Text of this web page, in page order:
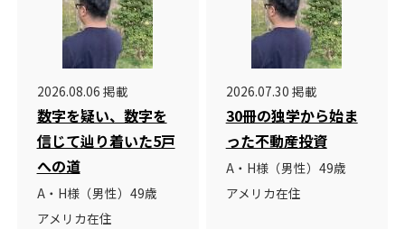
2026.08.06 掲載
数字を疑い、数字を
信じて辿り着いた5戸
への道
A・H様（男性）49歳
アメリカ在住
2026.07.30 掲載
30冊の独学から始ま
った不動産投資
A・H様（男性）49歳
アメリカ在住